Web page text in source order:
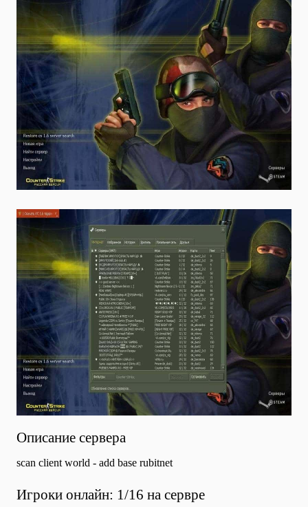
Описание сервера
scan client world - add base rubitnet
Игроки онлайн: 1/16 на сервре